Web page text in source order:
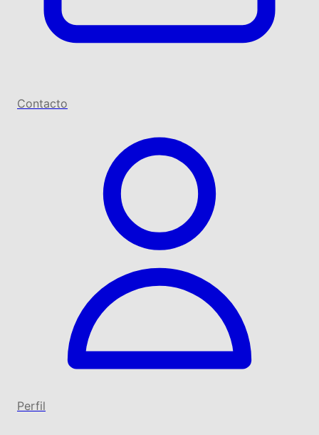
Contacto
Perfil